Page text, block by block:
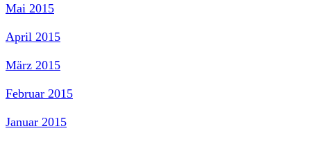
Mai 2015
April 2015
März 2015
Februar 2015
Januar 2015